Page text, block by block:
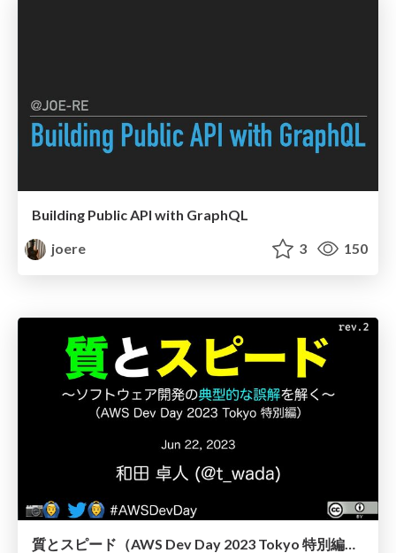
Building Public API with GraphQL
joere
3 150
質とスピード（AWS Dev Day 2023 Tokyo 特別編、質疑応答用資料付き） / Quality and Speed AWS Dev Day 2023 Tokyo Edition